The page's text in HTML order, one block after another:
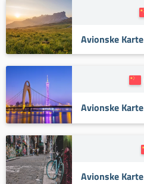
Avionske Karte
Avionske Karte
Avionske Karte